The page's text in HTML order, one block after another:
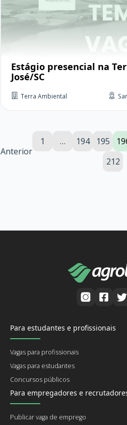
Estágio presencial na
José/SC
Terra Ambiental
Anterior
1 … 194 195
212
Para estudantes e profissionais
Vagas para profissionais
Vagas para estudantes
Concursos públicos
Para empregadores e
Publicar vaga de emprego